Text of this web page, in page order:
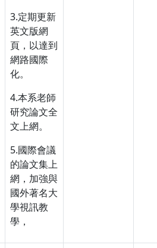
3.定期更新
英文版網
頁，以達到
網路國際
化。
4.本系老師
研究論文全
文上網。
5.國際會議
的論文集上
網，加強與
國外著名大
學視訊教
學，